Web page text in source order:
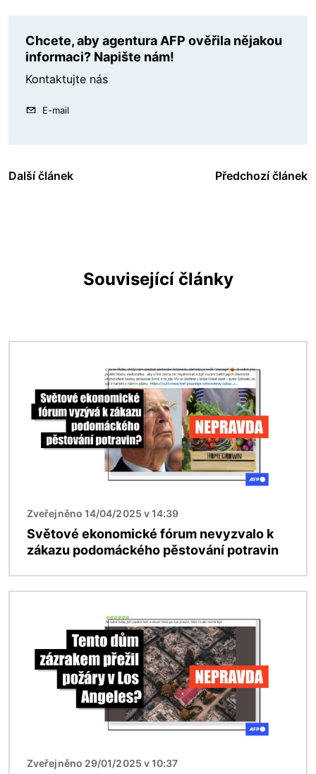
Chcete, aby agentura AFP ověřila nějakou
informaci? Napište nám!
Kontaktujte nás
E-mail
Další článek Předchozí článek
Související články
Zveřejněno 14/04/2025 v 14:39
Světové ekonomické fórum nevyzvalo k
zákazu podomáckého pěstování potravin
Zveřejněno 29/01/2025 v 10:37